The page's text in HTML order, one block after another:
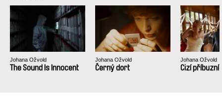
Johana Ožvold
The Sound Is Innocent
Johana Ožvold
Černý dort
Johana Ožvold
Cizí příbuzní